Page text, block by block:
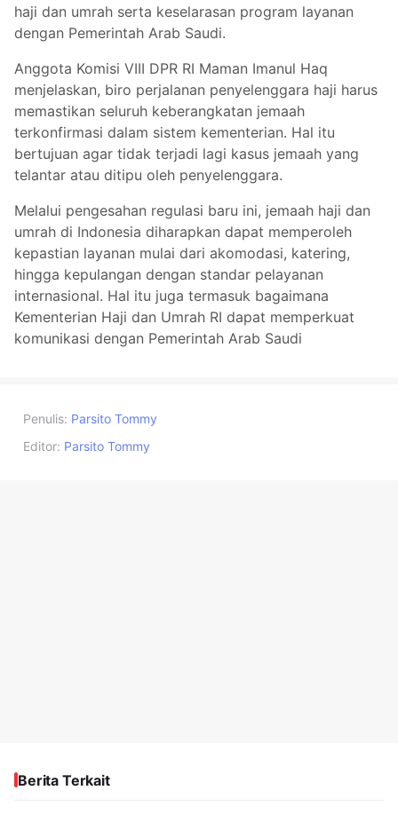
haji dan umrah serta keselarasan program layanan
dengan Pemerintah Arab Saudi.
Anggota Komisi VIII DPR RI Maman Imanul Haq
menjelaskan, biro perjalanan penyelenggara haji harus
memastikan seluruh keberangkatan jemaah
terkonfirmasi dalam sistem kementerian. Hal itu
bertujuan agar tidak terjadi lagi kasus jemaah yang
telantar atau ditipu oleh penyelenggara.
Melalui pengesahan regulasi baru ini, jemaah haji dan
umrah di Indonesia diharapkan dapat memperoleh
kepastian layanan mulai dari akomodasi, katering,
hingga kepulangan dengan standar pelayanan
internasional. Hal itu juga termasuk bagaimana
Kementerian Haji dan Umrah RI dapat memperkuat
komunikasi dengan Pemerintah Arab Saudi
Penulis: Parsito Tommy
Editor: Parsito Tommy
Berita Terkait